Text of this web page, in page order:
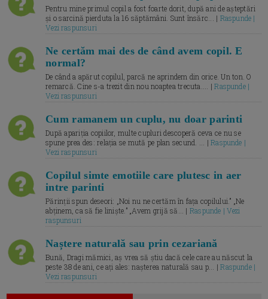
Pentru mine primul copil a fost foarte dorit, după ani de așteptări
și o sarcină pierduta la 16 săptămâni. Sunt însărc... | Raspunde |
Vezi raspunsuri
Ne certăm mai des de când avem copil. E
normal?
De când a apărut copilul, parcă ne aprindem din orice. Un ton. O
remarcă. Cine s-a trezit din nou noaptea trecuta.... |Raspunde |
Vezi raspunsuri
Cum ramanem un cuplu, nu doar parinti
După apariția copiilor, multe cupluri descoperă ceva ce nu se
spune prea des: relația se mută pe plan secund. ... |Raspunde |
Vezi raspunsuri
Copilul simte emotiile care plutesc in aer
intre parinti
Părinții spun deseori: „Noi nu ne certăm în fața copilului.” „Ne
abținem, ca să fie liniște.” „Avem grijă să... | Raspunde | Vezi
raspunsuri
Naștere naturală sau prin cezariană
Bună, Dragi mămici, aș vrea să știu dacă cele care au născut la
peste 38 de ani, ce ați ales: nașterea naturală sau p... |Raspunde |
Vezi raspunsuri